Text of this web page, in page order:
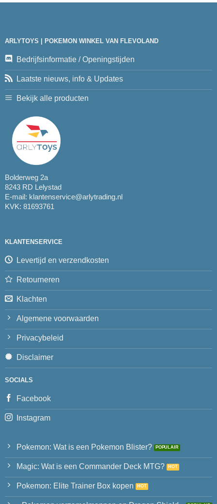
ARLYTOYS | POKEMON WINKEL VAN FLEVOLAND
Bedrijfsinformatie / Openingstijden
Laatste nieuws, info & Updates
Bekijk alle producten
Bolderweg 2a
8243 RD Lelystad
E-mail: klantenservice@arlytrading.nl
KVK: 81693761
KLANTENSERVICE
Levertijd en verzendkosten
Retourneren
Klachten
Algemene voorwaarden
Privacybeleid
Disclaimer
SOCIALS
Facebook
Instagram
Pokemon: Wat is een Pokemon Blister?
Magic: Wat is een Commander Deck MTG?
Pokemon: Elite Trainer Box kopen